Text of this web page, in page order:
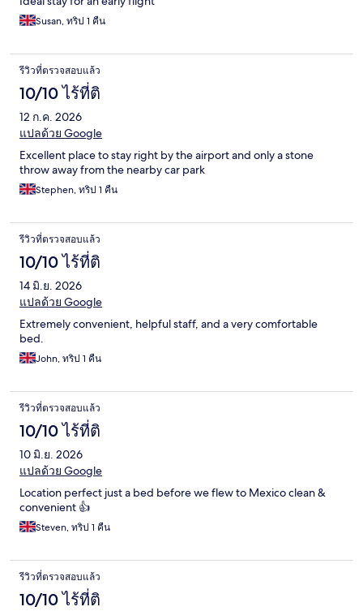
Susan, ทริป 1 คืน
รีวิวที่ตรวจสอบแล้ว
10/10 ไร้ที่ติ
12 ก.ค. 2026
แปลด้วย Google
Excellent place to stay right by the airport and only a stone
throw away from the nearby car park
Stephen, ทริป 1 คืน
รีวิวที่ตรวจสอบแล้ว
10/10 ไร้ที่ติ
14 มิ.ย. 2026
แปลด้วย Google
Extremely convenient, helpful staff, and a very comfortable
bed.
John, ทริป 1 คืน
รีวิวที่ตรวจสอบแล้ว
10/10 ไร้ที่ติ
10 มิ.ย. 2026
แปลด้วย Google
Location perfect just a bed before we flew to Mexico clean &
convenient 👍
Steven, ทริป 1 คืน
รีวิวที่ตรวจสอบแล้ว
10/10 ไร้ที่ติ